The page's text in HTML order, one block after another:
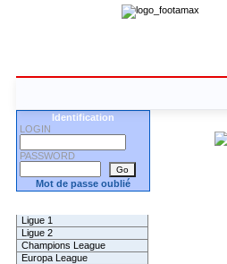
Identification
LOGIN
PASSWORD
Mot de passe oublié
Ligue 1
Ligue 2
Champions League
Europa League